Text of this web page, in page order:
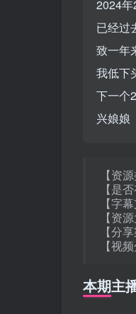
2024
已经过
致一年
我低下
下一个
兴娘娘
【资
【是
【字
【资
【分
【视
本期主